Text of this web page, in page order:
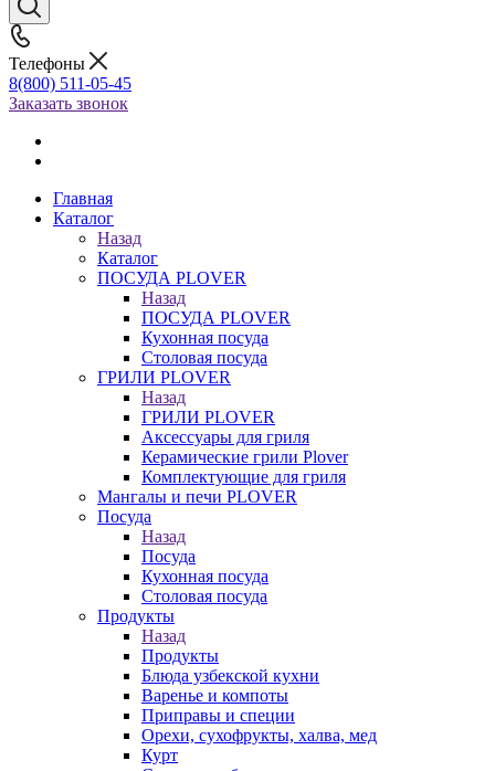
Телефоны
8(800) 511-05-45
Заказать звонок
Главная
Каталог
Назад
Каталог
ПОСУДА PLOVER
Назад
ПОСУДА PLOVER
Кухонная посуда
Столовая посуда
ГРИЛИ PLOVER
Назад
ГРИЛИ PLOVER
Аксессуары для гриля
Керамические грили Plover
Комплектующие для гриля
Мангалы и печи PLOVER
Посуда
Назад
Посуда
Кухонная посуда
Столовая посуда
Продукты
Назад
Продукты
Блюда узбекской кухни
Варенье и компоты
Приправы и специи
Орехи, сухофрукты, халва, мед
Курт